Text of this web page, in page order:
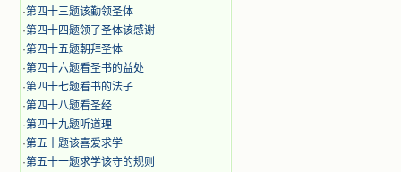
·第四十三题该勤领圣体
·第四十四题领了圣体该感谢
·第四十五题朝拜圣体
·第四十六题看圣书的益处
·第四十七题看书的法子
·第四十八题看圣经
·第四十九题听道理
·第五十题该喜爱求学
·第五十一题求学该守的规则